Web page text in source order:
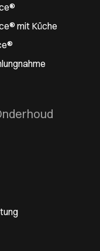
mit Küche